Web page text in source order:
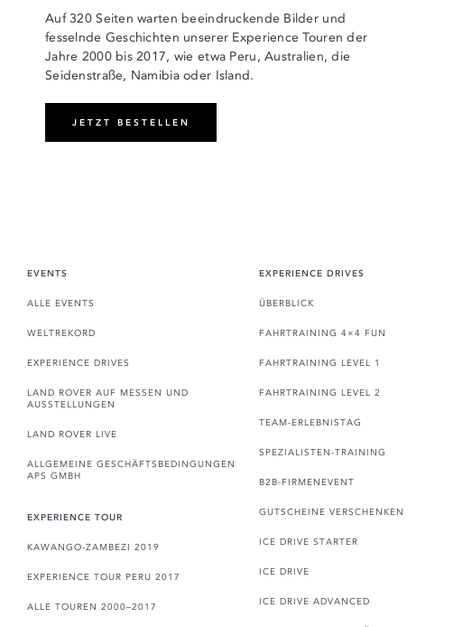
Auf 320 Seiten warten beeindruckende Bilder und
fesselnde Geschichten unserer Experience Touren der
Jahre 2000 bis 2017, wie etwa Peru, Australien, die
Seidenstraße, Namibia oder Island.
JETZT BESTELLEN
EVENTS
ALLE EVENTS
WELTREKORD
EXPERIENCE DRIVES
LAND ROVER AUF MESSEN UND
AUSSTELLUNGEN
LAND ROVER LIVE
ALLGEMEINE GESCHÄFTSBEDINGUNGEN
APS GMBH
EXPERIENCE TOUR
KAWANGO-ZAMBEZI 2019
EXPERIENCE TOUR PERU 2017
ALLE TOUREN 2000–2017
EXPERIENCE DRIVES
ÜBERBLICK
FAHRTRAINING 4×4 FUN
FAHRTRAINING LEVEL 1
FAHRTRAINING LEVEL 2
TEAM-ERLEBNISTAG
SPEZIALISTEN-TRAINING
B2B-FIRMENEVENT
GUTSCHEINE VERSCHENKEN
ICE DRIVE STARTER
ICE DRIVE
ICE DRIVE ADVANCED